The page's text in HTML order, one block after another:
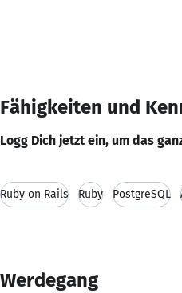
Fähigkeiten und
Logg Dich jetzt ein, um das
Ruby on Rails Ruby PostgreSQL
Werdegang